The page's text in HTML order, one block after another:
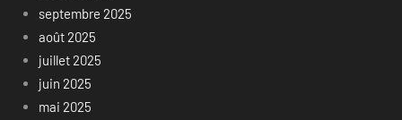
septembre 2025
août 2025
juillet 2025
juin 2025
mai 2025